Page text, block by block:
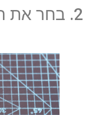
2. בחר את השפה והאזור שלך